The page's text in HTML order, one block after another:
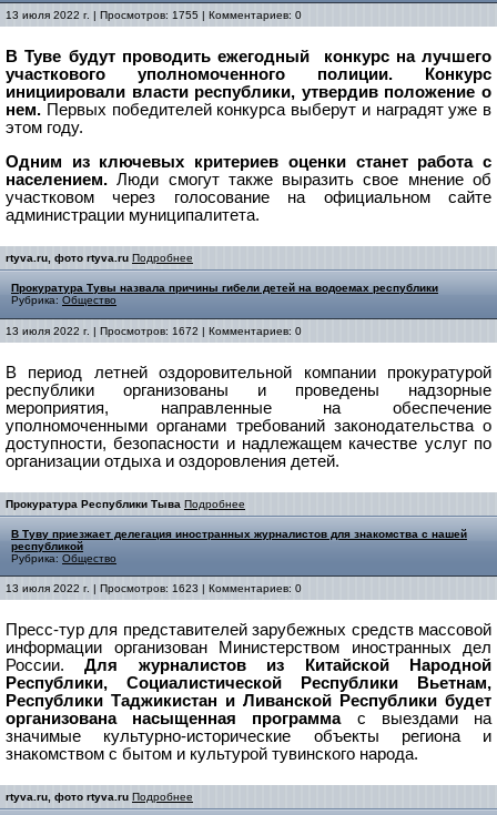
13 июля 2022 г. | Просмотров: 1755 | Комментариев: 0
В Туве будут проводить ежегодный конкурс на лучшего
участкового уполномоченного полиции. Конкурс
инициировали власти республики, утвердив положение о
нем. Первых победителей конкурса выберут и наградят уже в
этом году.
Одним из ключевых критериев оценки станет работа с
населением.Люди смогут также выразить свое мнение об
участковом через голосование на официальном сайте
администрации муниципалитета.
rtyva.ru, фото rtyva.ru Подробнее
Прокуратура Тувы назвала причины гибели детей на водоемах республики
Рубрика: Общество
13 июля 2022 г. | Просмотров: 1672 | Комментариев: 0
В период летней оздоровительной компании прокуратурой
республики организованы и проведены надзорные
мероприятия, направленные на обеспечение
уполномоченными органами требований законодательства о
доступности, безопасности и надлежащем качестве услуг по
организации отдыха и оздоровления детей.
Прокуратура Республики Тыва Подробнее
В Туву приезжает делегация иностранных журналистов для знакомства с нашей
республикой
Рубрика: Общество
13 июля 2022 г. | Просмотров: 1623 | Комментариев: 0
Пресс-тур для представителей зарубежных средств массовой
информации организован Министерством иностранных дел
России.Для журналистов из Китайской Народной
Республики, Социалистической Республики Вьетнам,
Республики Таджикистан и Ливанской Республики будет
организована насыщенная программас выездами на
значимые культурно-исторические объекты региона и
знакомством с бытом и культурой тувинского народа.
rtyva.ru, фото rtyva.ru Подробнее